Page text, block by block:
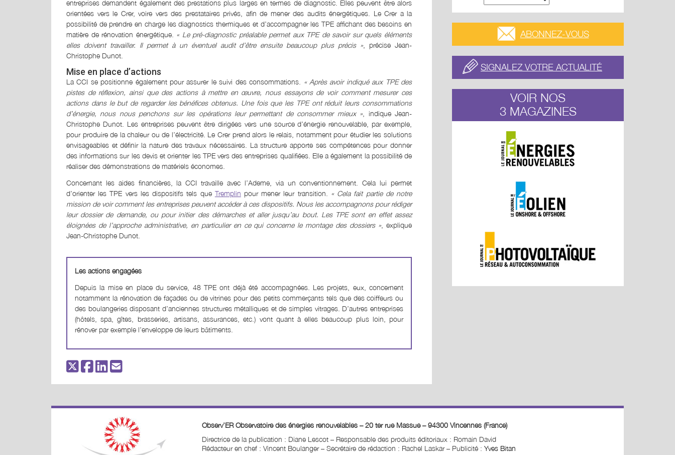
entreprises demandent également des prestations plus larges en termes de diagnostic. Elles peuvent être alors
orientées vers le Crer, voire vers des prestataires privés, afin de mener des audits énergétiques. Le Crer a la
possibilité de prendre en charge les diagnostics thermiques et d’accompagner les TPE affichant des besoins en
matière de rénovation énergétique. « Le pré-diagnostic préalable permet aux TPE de savoir sur quels éléments
elles doivent travailler. Il permet à un éventuel audit d’être ensuite beaucoup plus précis » , précise Jean-
Christophe Dunot.
Mise en place d’actions
La CCI se positionne également pour assurer le suivi des consommations. « Après avoir indiqué aux TPE des
pistes de réflexion, ainsi que des actions à mettre en œuvre, nous essayons de voir comment mesurer ces
actions dans le but de regarder les bénéfices obtenus. Une fois que les TPE ont réduit leurs consommations
d’énergie, nous nous penchons sur les opérations leur permettant de consommer mieux » , indique Jean-
Christophe Dunot. Les entreprises peuvent être dirigées vers une source d’énergie renouvelable, par exemple,
pour produire de la chaleur ou de l’électricité. Le Crer prend alors le relais, notamment pour étudier les solutions
envisageables et définir la nature des travaux nécessaires. La structure apporte ses compétences pour donner
des informations sur les devis et orienter les TPE vers des entreprises qualifiées. Elle a également la possibilité de
réaliser des démonstrations de matériels économes.
Concernant les aides financières, la CCI travaille avec l’Ademe, via un conventionnement. Cela lui permet
d’orienter les TPE vers les dispositifs tels que Tremplin pour mener leur transition. « Cela fait partie de notre
mission de voir comment les entreprises peuvent accéder à ces dispositifs. Nous les accompagnons pour rédiger
leur dossier de demande, ou pour initier des démarches et aller jusqu’au bout. Les TPE sont en effet assez
éloignées de l’approche administrative, en particulier en ce qui concerne le montage des dossiers » , explique
Jean-Christophe Dunot.
Les actions engagées
Depuis la mise en place du service, 48 TPE ont déjà été accompagnées. Les projets, eux, concernent
notamment la rénovation de façades ou de vitrines pour des petits commerçants tels que des coiffeurs ou
des boulangeries disposant d’anciennes structures métalliques et de simples vitrages. D’autres entreprises
(hôtels, spa, gîtes, brasseries, artisans, assurances, etc.) vont quant à elles beaucoup plus loin, pour
rénover par exemple l’enveloppe de leurs bâtiments.
ABONNEZ-VOUS
SIGNALEZ VOTRE ACTUALITÉ
VOIR NOS
3 MAGAZINES
Observ’ER Observatoire des énergies renouvelables – 20 ter rue Massue – 94300 Vincennes (France)
Directrice de la publication : Diane Lescot – Responsable des produits éditoriaux : Romain David
Rédacteur en chef : Vincent Boulanger – Secrétaire de rédaction : Rachel Laskar– Publicité : Yves Bitan